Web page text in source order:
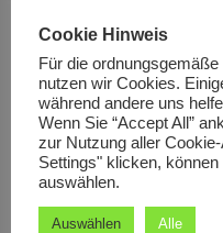
IBAN: DE16 3705 0299
BIC: COKSDE33XXX
Satzung
Flyer
Cookie Hinweis
Für die
nutzen wir Cookies.
während andere uns
Wenn Sie “Accept All”
zur Nutzung aller
Settings" klicken,
auswählen.
Auswählen Alle